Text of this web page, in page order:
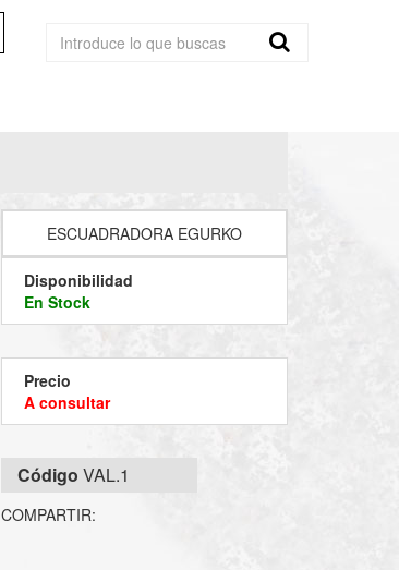
ESCUADRADORA EGURKO
Disponibilidad
En Stock
Precio
A consultar
Código VAL.1
COMPARTIR: